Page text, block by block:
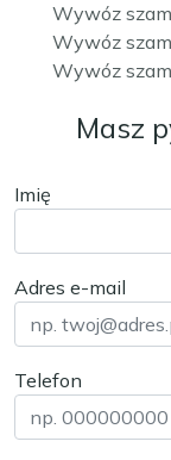
Wywóz
Wywóz
Wywóz
Masz
Imię
Adres e-mail
Telefon